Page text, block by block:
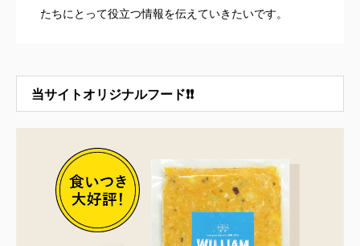
たちにとって役立つ情報を伝えていきたいです。
当サイトオリジナルフード❗❗